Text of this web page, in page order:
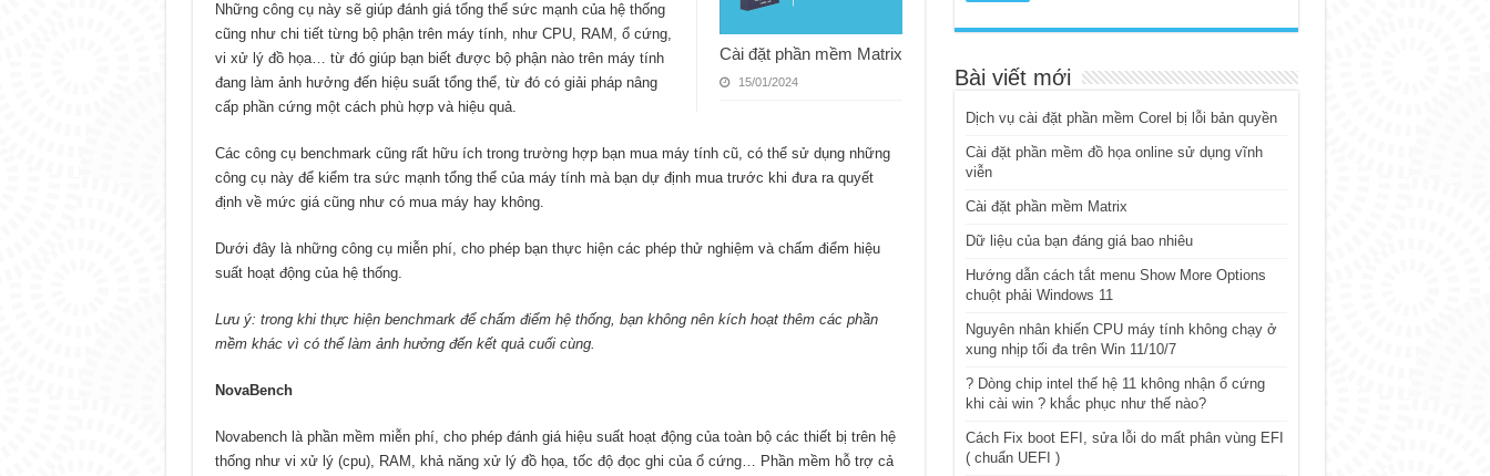
Cài đặt phần mềm Matrix
15/01/2024
Những công cụ này sẽ giúp đánh giá tổng thể sức mạnh của hệ thống
cũng như chi tiết từng bộ phận trên máy tính, như CPU, RAM, ổ cứng,
vi xử lý đồ họa… từ đó giúp bạn biết được bộ phận nào trên máy tính
đang làm ảnh hưởng đến hiệu suất tổng thể, từ đó có giải pháp nâng
cấp phần cứng một cách phù hợp và hiệu quả.
Các công cụ benchmark cũng rất hữu ích trong trường hợp bạn mua máy tính cũ, có thể sử dụng những
công cụ này để kiểm tra sức mạnh tổng thể của máy tính mà bạn dự định mua trước khi đưa ra quyết
định về mức giá cũng như có mua máy hay không.
Dưới đây là những công cụ miễn phí, cho phép bạn thực hiện các phép thử nghiệm và chấm điểm hiệu
suất hoạt động của hệ thống.
Lưu ý: trong khi thực hiện benchmark để chấm điểm hệ thống, bạn không nên kích hoạt thêm các phần
mềm khác vì có thể làm ảnh hưởng đến kết quả cuối cùng.
NovaBench
Novabench là phần mềm miễn phí, cho phép đánh giá hiệu suất hoạt động của toàn bộ các thiết bị trên hệ
thống như vi xử lý (cpu), RAM, khả năng xử lý đồ họa, tốc độ đọc ghi của ổ cứng… Phần mềm hỗ trợ cả
Bài viết mới
Dịch vụ cài đặt phần mềm Corel bị lỗi bản quyền
Cài đặt phần mềm đồ họa online sử dụng vĩnh
viễn
Cài đặt phần mềm Matrix
Dữ liệu của bạn đáng giá bao nhiêu
Hướng dẫn cách tắt menu Show More Options
chuột phải Windows 11
Nguyên nhân khiến CPU máy tính không chạy ở
xung nhịp tối đa trên Win 11/10/7
? Dòng chip intel thế hệ 11 không nhận ổ cứng
khi cài win ? khắc phục như thế nào?
Cách Fix boot EFI, sửa lỗi do mất phân vùng EFI
( chuẩn UEFI )